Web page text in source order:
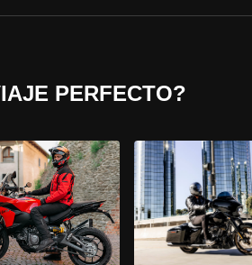
PERFECTO?